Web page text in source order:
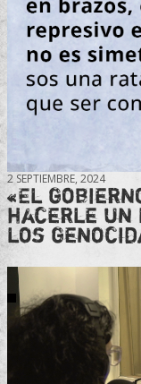
2 SEPTIEMBRE, 2024
«El
hacerle un
los